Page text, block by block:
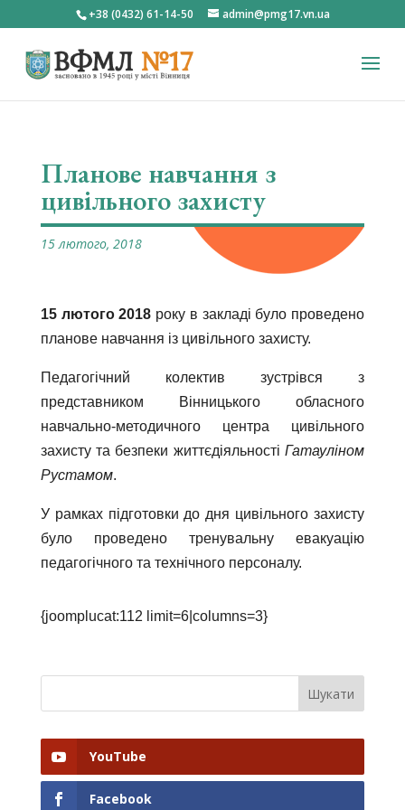
+38 (0432) 61-14-50 admin@pmg17.vn.ua
Планове навчання з
цивільного захисту
15 лютого, 2018
15 лютого 2018 року в закладі було проведено
планове навчання із цивільного захисту.
Педагогічний колектив зустрівся з
представником Вінницького обласного
навчально-методичного центра цивільного
захисту та безпеки життєдіяльностіГатауліном
Рустамом.
У рамках підготовки до дня цивільного захисту
було проведено тренувальну евакуацію
педагогічного та технічного персоналу.
{joomplucat:112 limit=6|columns=3}
YouTube
Facebook